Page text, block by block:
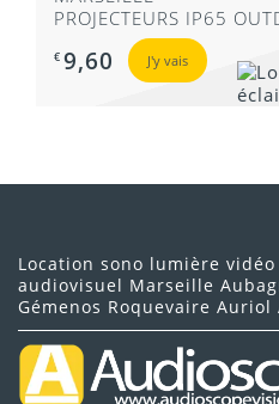
PROJECTEURS IP65
€ 9,60 J'y vais
Location sono lumière
audiovisuel Marseille
Gémenos Roquevaire Auriol